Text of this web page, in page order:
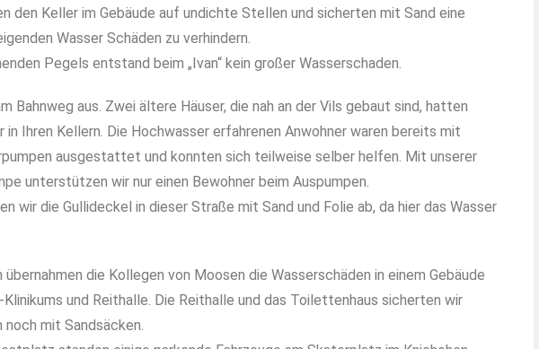
den Keller im Gebäude auf undichte Stellen und sicherten mit Sand eine
Wasser Schäden zu verhindern.
Pegels entstand beim „Ivan“ kein großer Wasserschaden.
Bahnweg aus. Zwei ältere Häuser, die nah an der Vils gebaut sind, hatten
in Ihren Kellern. Die Hochwasser erfahrenen Anwohner waren bereits mit
ausgestattet und konnten sich teilweise selber helfen. Mit unserer
unterstützen wir nur einen Bewohner beim Auspumpen.
wir die Gullideckel in dieser Straße mit Sand und Folie ab, da hier das Wasser
übernahmen die Kollegen von Moosen die Wasserschäden in einem Gebäude
und Reithalle. Die Reithalle und das Toilettenhaus sicherten wir
noch mit Sandsäcken.